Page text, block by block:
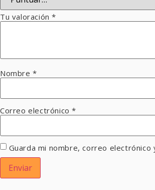
Tu valoración*
Nombre*
Correo electrónico*
Guarda mi nombre, correo